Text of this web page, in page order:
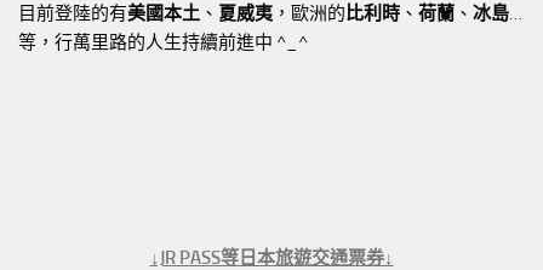
目前登陸的有美國本土 、 夏威夷 ，歐洲的比利時 、 荷蘭 、 冰島…
等，行萬里路的人生持續前進中 ^_^
↓JR PASS等日本旅遊交通票券↓